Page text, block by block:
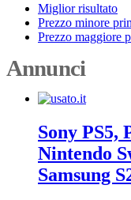
Miglior risultato
Prezzo minore
Prezzo maggiore
Annunci
Sony PS5,
Nintendo
Samsung